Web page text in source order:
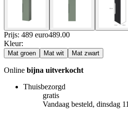
Prijs: 489 euro489.00
Kleur:
Mat groen Mat wit Mat zwart
Online bijna uitverkocht
Thuisbezorgd
gratis
Vandaag besteld, dinsdag